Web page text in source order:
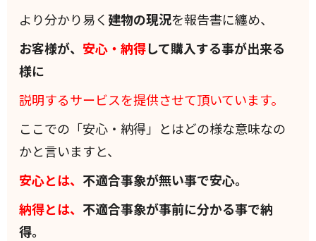
より分かり易く 建物の現況を報告書に纏め、
お客様が、 安心・納得して購入する事が出来る
様に
説明するサービスを提供させて頂いています。
ここでの「安心・納得」とはどの様な意味なの
かと言いますと、
安心とは、 不適合事象が無い事で安心。
納得とは、 不適合事象が事前に分かる事で納
得。